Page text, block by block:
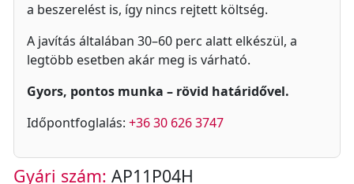
a beszerelést is, így nincs rejtett költség.
A javítás általában 30–60 perc alatt elkészül, a
legtöbb esetben akár meg is várható.
Gyors, pontos munka – rövid határidővel.
Időpontfoglalás: +36 30 626 3747
Gyári szám: AP11P04H